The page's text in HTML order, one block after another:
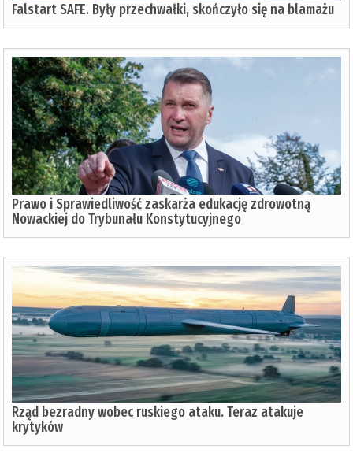
Falstart SAFE. Były przechwałki, skończyło się na blamażu
Prawo i Sprawiedliwość zaskarża edukację zdrowotną
Nowackiej do Trybunału Konstytucyjnego
Rząd bezradny wobec ruskiego ataku. Teraz atakuje
krytyków